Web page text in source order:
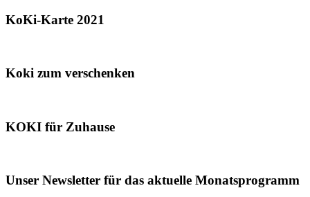
KoKi-Karte 2021
Koki zum verschenken
KOKI für Zuhause
Unser Newsletter für das aktuelle Monatsprogramm